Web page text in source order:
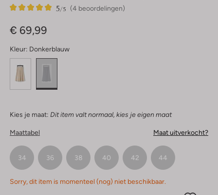
(4 beoordelingen)
5/5
4
5
€ 69,99
Kleur: Donkerblauw
Kies je maat: Dit item valt normaal, kies je eigen maat
Maattabel Maat uitverkocht?
34 36 38 40 42 44
Sorry, dit item is momenteel (nog) niet beschikbaar.